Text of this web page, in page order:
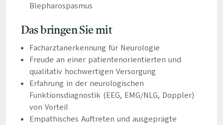
Blepharospasmus
Das bringen Sie mit
Facharztanerkennung für Neurologie
Freude an einer patientenorientierten und
qualitativ hochwertigen Versorgung
Erfahrung in der neurologischen
Funktionsdiagnostik (EEG, EMG/NLG, Doppler)
von Vorteil
Empathisches Auftreten und ausgeprägte